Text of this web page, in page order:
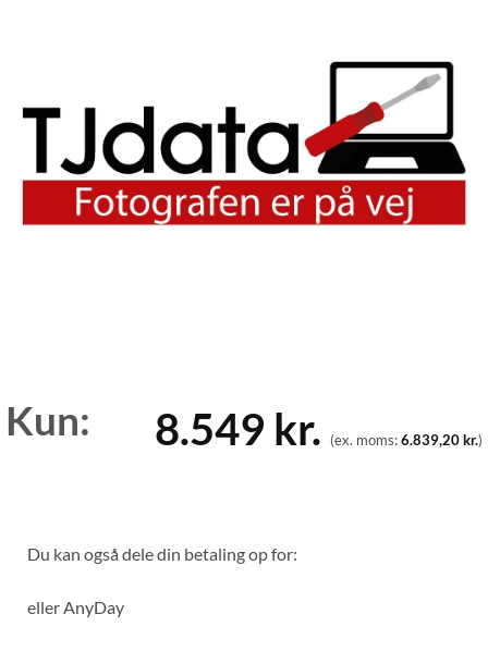
Kun: 8.549 kr. (ex. moms:6.839,20kr.)
Du kan også dele din betaling op for:
eller AnyDay